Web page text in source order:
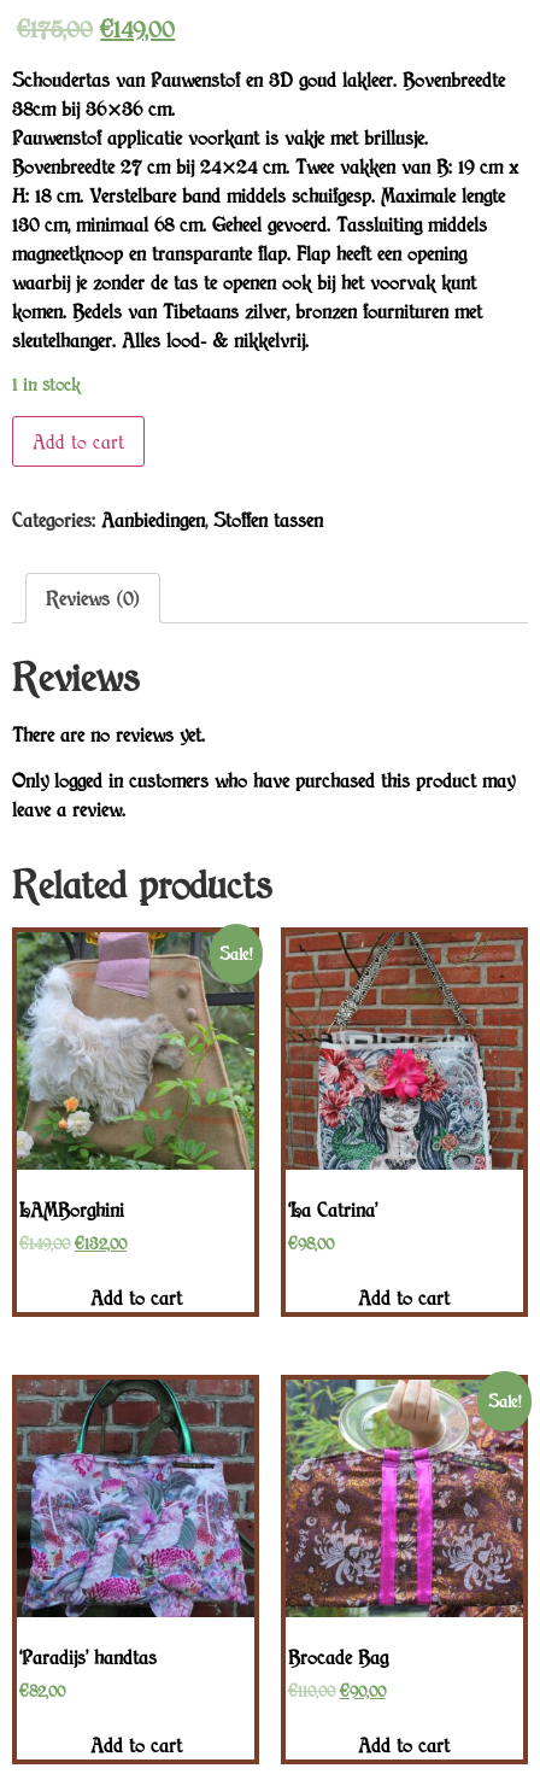
€175,00 €149,00
Schoudertas van Pauwenstof en 3D goud lakleer. Bovenbreedte
38cm bij 36×36 cm.
Pauwenstof applicatie voorkant is vakje met brillusje.
Bovenbreedte 27 cm bij 24×24 cm. Twee vakken van B: 19 cm x
H: 18 cm. Verstelbare band middels schuifgesp. Maximale lengte
130 cm, minimaal 68 cm. Geheel gevoerd. Tassluiting middels
magneetknoop en transparante flap. Flap heeft een opening
waarbij je zonder de tas te openen ook bij het voorvak kunt
komen. Bedels van Tibetaans zilver, bronzen fournituren met
sleutelhanger. Alles lood- & nikkelvrij.
1 in stock
Add to cart
Categories: Aanbiedingen, Stoffen tassen
Reviews (0)
Reviews
There are no reviews yet.
Only logged in customers who have purchased this product may
leave a review.
Related products
Sale!
LAMBorghini
€149,00 €132,00
Add to cart
‘La Catrina’
€98,00
Add to cart
‘Paradijs’ handtas
€82,00
Add to cart
Sale!
Brocade Bag
€110,00 €90,00
Add to cart